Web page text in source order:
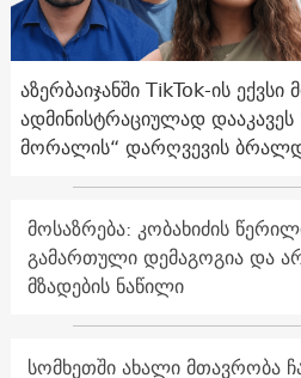
აზერბაიჯანში TikTok-ის
ადმინისტრაციულად
მორალის“ დარღვევის
მოსაზრება: კობახიძის
გამართული დემაგოგია და
მზადების ნაწილი
სომხეთში ახალი მთავრობა